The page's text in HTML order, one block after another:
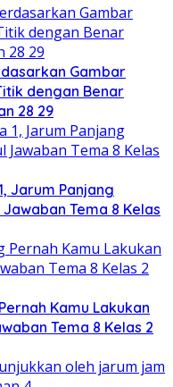
Gambar
dengan Benar
28 29
Jarum Panjang
Tema 8 Kelas
Kamu Lakukan
Tema 8 Kelas 2